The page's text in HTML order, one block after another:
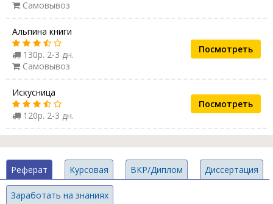
Самовывоз
Альпина книги
130р. 2-3 дн.
Самовывоз
Посмотреть
Искусница
120р. 2-3 дн.
Посмотреть
Реферат Курсовая ВКР/Диплом Диссертация
Заработать на знаниях